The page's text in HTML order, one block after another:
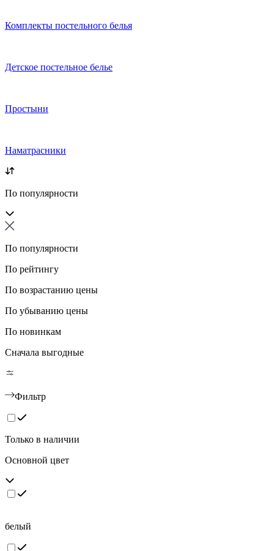
Комплекты постельного белья
Детское постельное белье
Простыни
Наматрасники
По популярности
По популярности
По рейтингу
По возрастанию цены
По убыванию цены
По новинкам
Сначала выгодные
Фильтр
Только в наличии
Основной цвет
белый